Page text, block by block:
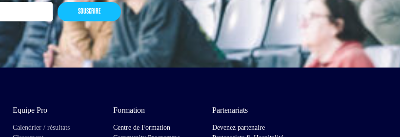
SOUSCRIRE
Equipe Pro
Calendrier / résultats
Formation
Centre de Formation
Partenariats
Devenez partenaire